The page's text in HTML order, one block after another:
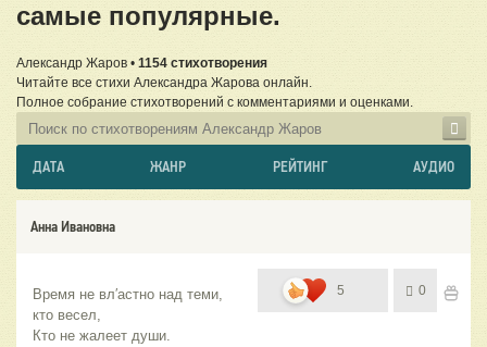
самые популярные.
Александр Жаров • 1154 стихотворения
Читайте все стихи Александра Жарова онлайн.
Полное собрание стихотворений с комментариями и оценками.
ДАТА ЖАНР РЕЙТИНГ АУДИО
Анна Ивановна
Время не вл′астно над теми,
кто весел,
Кто не жалеет души.
5 0